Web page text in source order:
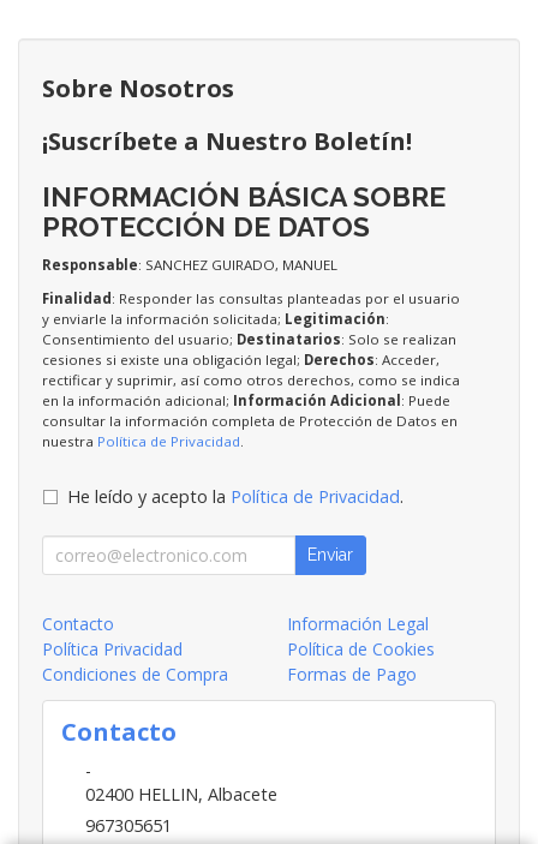
Sobre Nosotros
¡Suscríbete a Nuestro Boletín!
INFORMACIÓN BÁSICA SOBRE
PROTECCIÓN DE DATOS
Responsable: SANCHEZ GUIRADO, MANUEL
Finalidad: Responder las consultas planteadas por el usuario
y enviarle la información solicitada; Legitimación:
Consentimiento del usuario; Destinatarios: Solo se realizan
cesiones si existe una obligación legal; Derechos: Acceder,
rectificar y suprimir, así como otros derechos, como se indica
en la información adicional; Información Adicional: Puede
consultar la información completa de Protección de Datos en
nuestra Política de Privacidad
He leído y acepto la Política de Privacidad.
Enviar
Contacto
Información Legal
Política Privacidad
Política de Cookies
Condiciones de Compra
Formas de Pago
Contacto
-
02400 HELLIN, Albacete
967305651